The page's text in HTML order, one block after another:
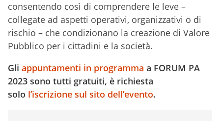
consentendo così di comprendere le leve –
collegate ad aspetti operativi, organizzativi o di
rischio – che condizionano la creazione di Valore
Pubblico per i cittadini e la società.
Gli appuntamenti in programma a FORUM PA
2023 sono tutti gratuiti, è richiesta
solo l’iscrizione sul sito dell’evento.